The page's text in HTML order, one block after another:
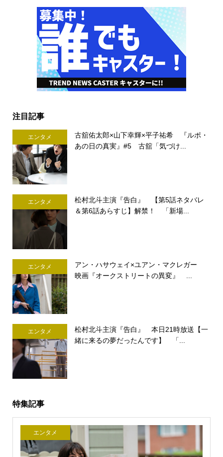
注目記事
エンタメ
古舘佑太郎×山下幸輝×平子祐希 『ルポ・
あの日の真実』#5 古舘「気づけ...
エンタメ
松村北斗主演『告白』 【第5話ネタバレ
＆第6話あらすじ】解禁！ 「新場...
エンタメ
アン・ハサウェイ×ユアン・マクレガー
映画『オークストリートの異変』 ...
エンタメ
松村北斗主演『告白』 本日21時放送【一
緒に来るの夢だったんです】 「...
特集記事
エンタメ